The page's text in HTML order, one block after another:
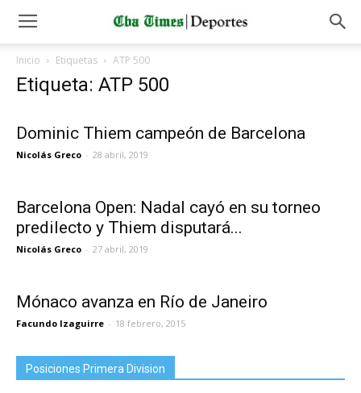
Inicio Etiquetas ATP 500
Etiqueta: ATP 500
Dominic Thiem campeón de Barcelona
Nicolás Greco - 28 abril, 2019
Barcelona Open: Nadal cayó en su torneo
predilecto y Thiem disputará...
Nicolás Greco - 27 abril, 2019
Mónaco avanza en Río de Janeiro
Facundo Izaguirre - 18 febrero, 2015
Posiciones Primera Division